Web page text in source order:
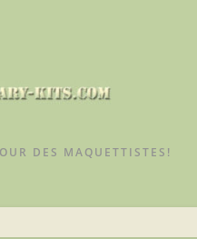
DES MAQUETTISTES!